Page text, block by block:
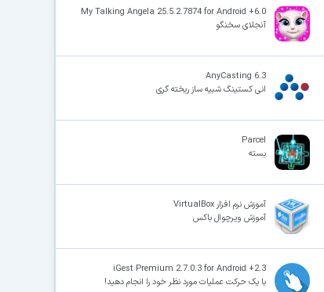
My Talking Angela 25.5.2.7874 for Android +6.0
آنجلای سخنگو
AnyCasting 6.3
انی کستینگ شبیه ساز ریخته گری
Parcel
بسته
آموزش نرم افزار VirtualBox
آموزش ویرچوال باکس
iGest Premium 2.7.0.3 for Android +2.3
با یک حرکت عملیات مورد نظر خود را انجام دهید!